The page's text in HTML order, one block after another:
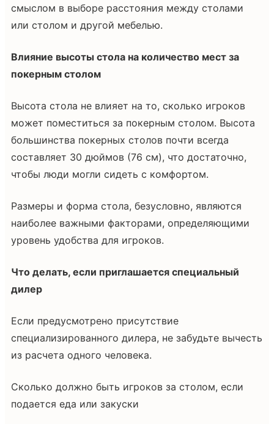
смыслом в выборе расстояния между столами
или столом и другой мебелью.
Влияние высоты стола на количество мест за
покерным столом
Высота стола не влияет на то, сколько игроков
может поместиться за покерным столом. Высота
большинства покерных столов почти всегда
составляет 30 дюймов (76 см), что достаточно,
чтобы люди могли сидеть с комфортом.
Размеры и форма стола, безусловно, являются
наиболее важными факторами, определяющими
уровень удобства для игроков.
Что делать, если приглашается специальный
дилер
Если предусмотрено присутствие
специализированного дилера, не забудьте вычесть
из расчета одного человека.
Сколько должно быть игроков за столом, если
подается еда или закуски